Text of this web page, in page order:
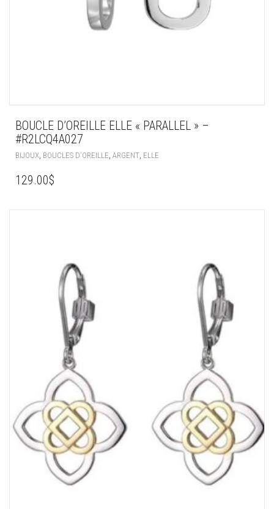
BOUCLE D’OREILLE ELLE « PARALLEL » –
#R2LCQ4A027
BIJOUX, BOUCLES D'OREILLE, ARGENT, ELLE
129.00$